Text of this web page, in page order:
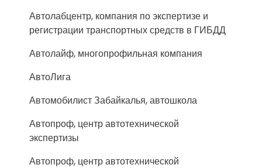
Автолабцентр, компания по экспертизе и
регистрации транспортных средств в ГИБДД
Автолайф, многопрофильная компания
АвтоЛига
Автомобилист Забайкалья, автошкола
Автопроф, центр автотехнической
экспертизы
Автопроф, центр автотехнической